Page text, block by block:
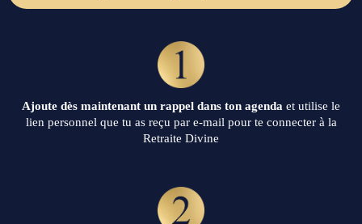
Ajoute dès maintenant un rappel dans ton agenda et utilise le
lien personnel que tu as reçu par e-mail pour te connecter à la
Retraite Divine